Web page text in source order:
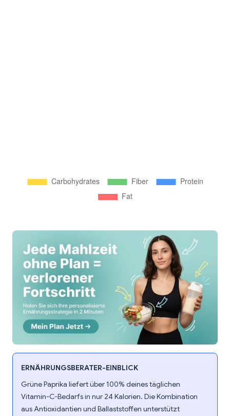
ERNÄHRUNGSBERATER-EINBLICK
Grüne Paprika liefert über 100% deines täglichen
Vitamin-C-Bedarfs in nur 24 Kalorien. Die Kombination
aus Antioxidantien und Ballaststoffen unterstützt